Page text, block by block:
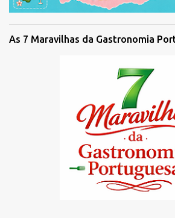
As 7 Maravilhas da Gastronomia